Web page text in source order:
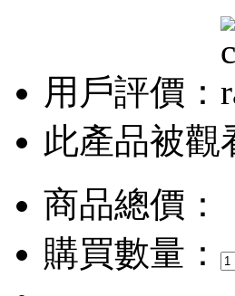
用戶評價：
此產品被觀
商品總價：
購買數量：